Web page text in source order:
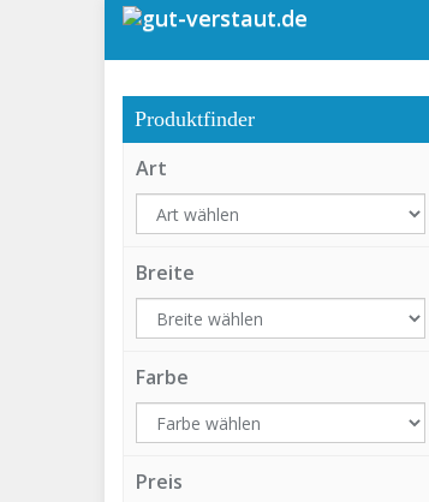
Produktfinder
Art
Breite
Farbe
Preis